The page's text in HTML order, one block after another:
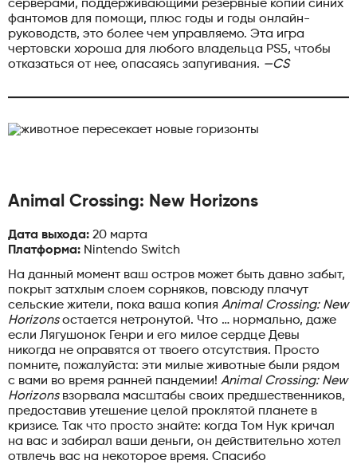
серверами, поддерживающими резервные копии синих
фантомов для помощи, плюс годы и годы онлайн-
руководств, это более чем управляемо. Эта игра
чертовски хороша для любого владельца PS5, чтобы
отказаться от нее, опасаясь запугивания. —CS
Animal Crossing: New Horizons
Дата выхода: 20 марта
Платформа: Nintendo Switch
На данный момент ваш остров может быть давно забыт,
покрыт затхлым слоем сорняков, повсюду плачут
сельские жители, пока ваша копия Animal Crossing: New
Horizonsостается нетронутой. Что … нормально, даже
если Лягушонок Генри и его милое сердце Девы
никогда не оправятся от твоего отсутствия. Просто
помните, пожалуйста: эти милые животные были рядом
с вами во время ранней пандемии! Animal Crossing: New
Horizonsвзорвала масштабы своих предшественников,
предоставив утешение целой проклятой планете в
кризисе. Так что просто знайте: когда Том Нук кричал
на вас и забирал ваши деньги, он действительно хотел
отвлечь вас на некоторое время. Спасибо